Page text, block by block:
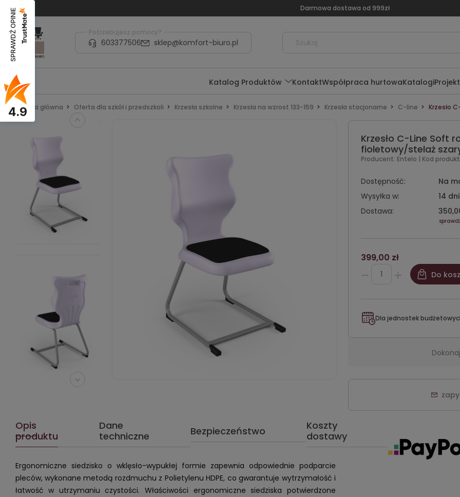
Darmowa dostawa od 999zł
Potrzebujesz pomocy?
603377506 sklep@komfort-biuro.pl
Katalog Produktów KontaktWspółpraca hurtowaKatalogi
Strona główna Oferta dla szkół i przedszkoli Krzesła szkolne Krzesła na wzrost 133-159 Krzesła stacjonarne C-line Krzesło
Opis
produktu
Dane
techniczne
Bezpieczeństwo
Koszty
dostawy
Ergonomiczne siedzisko o wklęsło-wypukłej formie zapewnia odpowiednie podparcie
pleców, wykonane metodą rozdmuchu z Polietylenu HDPE, co gwarantuje wytrzymałość i
łatwość w utrzymaniu czystości. Właściwości ergonomiczne siedziska potwierdzone
Krzesło C-Line Soft
fioletowy/stelaż
Producent: Entelo | Kod
Dostępność:
Na
Wysyłka w:
14 dni
Dostawa:
399,00 zł
Do
Dla jednostek
SPRAWDŹ OPINIE
4.9